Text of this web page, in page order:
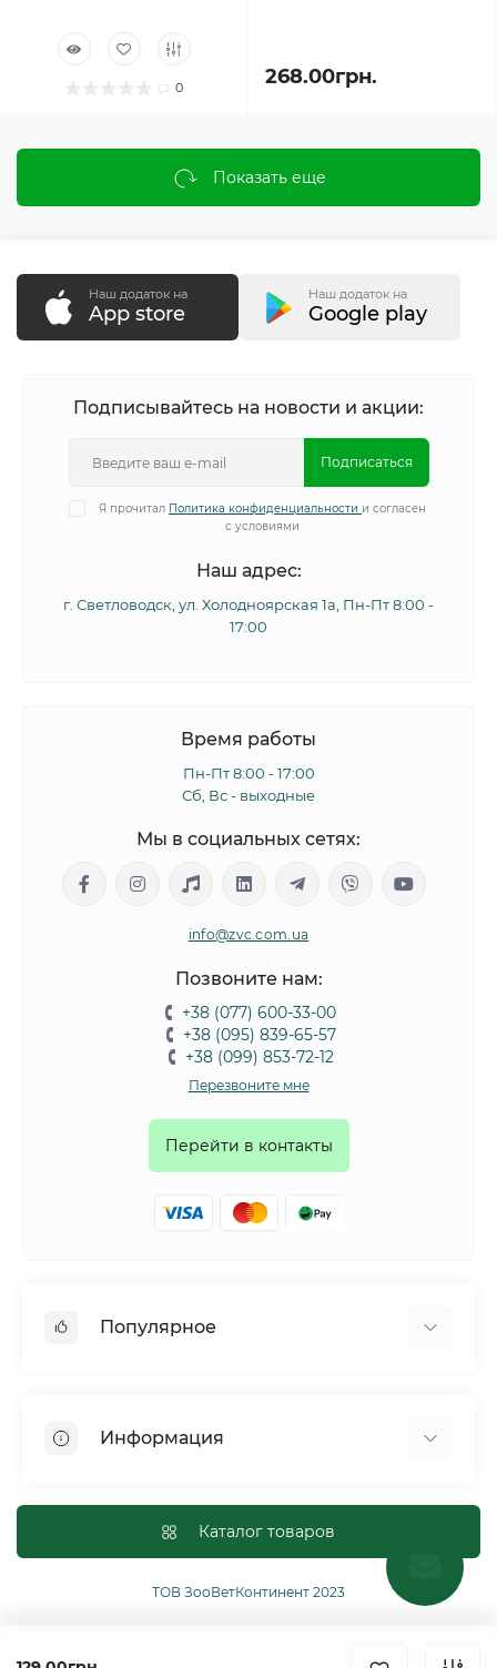
0 268.00грн.
Показать еще
Наш додаток на
App store
Наш додаток на
Google play
Подписывайтесь на новости и акции:
Подписаться
Я прочитал Политика конфиденциальности и согласен
с условиями
Наш адрес:
г. Светловодск, ул. Холодноярская 1а, Пн-Пт 8:00 -
17:00
Время работы
Пн-Пт 8:00 - 17:00
Сб, Вс - выходные
Мы в социальных сетях:
info@zvc.com.ua
Позвоните нам:
+38 (077) 600-33-00
+38 (095) 839-65-57
+38 (099) 853-72-12
Перезвоните мне
Перейти в контакты
Популярное
Птицы
Рептилии
Сельскохозяйственные животные и птицы
Информация
Оплата и доставка
Политика конфиденциальности
Условия соглашения
Каталог товаров
ТОВ ЗооВетКонтинент 2023